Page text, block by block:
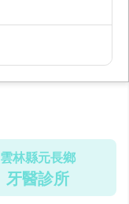
雲林縣元長鄉
牙醫診所